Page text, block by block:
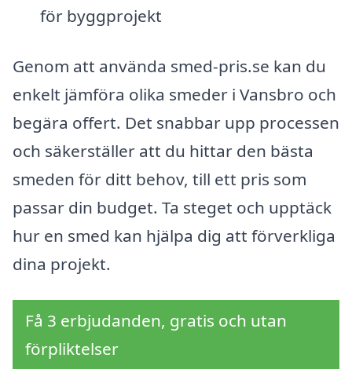
för byggprojekt
Genom att använda smed-pris.se kan du
enkelt jämföra olika smeder i Vansbro och
begära offert. Det snabbar upp processen
och säkerställer att du hittar den bästa
smeden för ditt behov, till ett pris som
passar din budget. Ta steget och upptäck
hur en smed kan hjälpa dig att förverkliga
dina projekt.
Få 3 erbjudanden, gratis och utan
förpliktelser